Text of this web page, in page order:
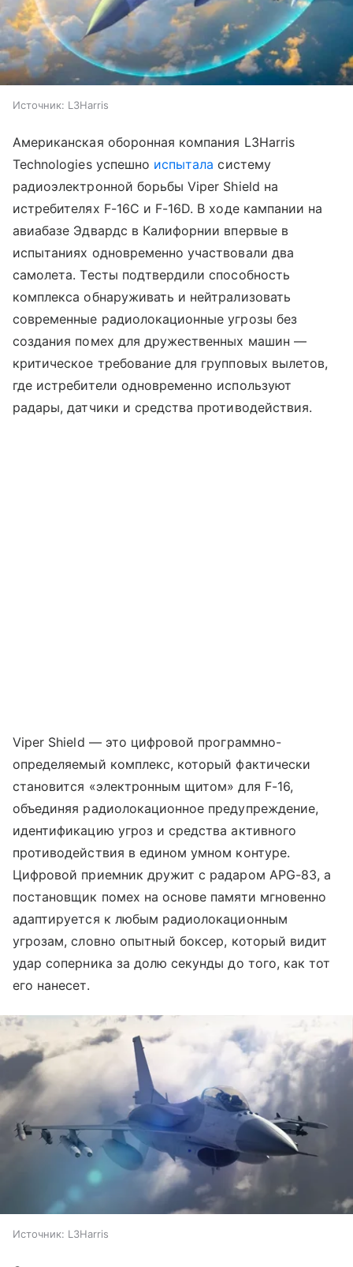
Источник: L3Harris
Американская оборонная компания L3Harris
Technologies успешно испытала систему
радиоэлектронной борьбы Viper Shield на
истребителях F-16C и F-16D. В ходе кампании на
авиабазе Эдвардс в Калифорнии впервые в
испытаниях одновременно участвовали два
самолета. Тесты подтвердили способность
комплекса обнаруживать и нейтрализовать
современные радиолокационные угрозы без
создания помех для дружественных машин —
критическое требование для групповых вылетов,
где истребители одновременно используют
радары, датчики и средства противодействия.
Viper Shield — это цифровой программно-
определяемый комплекс, который фактически
становится «электронным щитом» для F-16,
объединяя радиолокационное предупреждение,
идентификацию угроз и средства активного
противодействия в едином умном контуре.
Цифровой приемник дружит с радаром APG-83, а
постановщик помех на основе памяти мгновенно
адаптируется к любым радиолокационным
угрозам, словно опытный боксер, который видит
удар соперника за долю секунды до того, как тот
его нанесет.
Источник: L3Harris